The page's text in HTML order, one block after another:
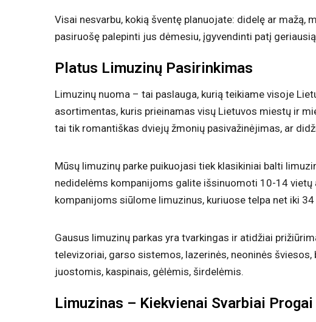
Visai nesvarbu, kokią šventę planuojate: didelę ar
pasiruošę palepinti jus dėmesiu, įgyvendinti patį
Platus Limuzinų Pasirinkimas
Limuzinų nuoma – tai paslauga, kurią teikiame visoje
asortimentas, kuris prieinamas visų Lietuvos miestų ir
tai tik romantiškas dviejų žmonių pasivažinėjimas, ar
Mūsų limuzinų parke puikuojasi tiek klasikiniai balti
nedidelėms kompanijoms galite išsinuomoti 10-14 vietų
kompanijoms siūlome limuzinus, kuriuose telpa net iki
Gausus limuzinų parkas yra tvarkingas ir atidžiai
televizoriai, garso sistemos, lazerinės, neoninės
juostomis, kaspinais, gėlėmis, širdelėmis.
Limuzinas – Kiekvienai Svarbiai Progai